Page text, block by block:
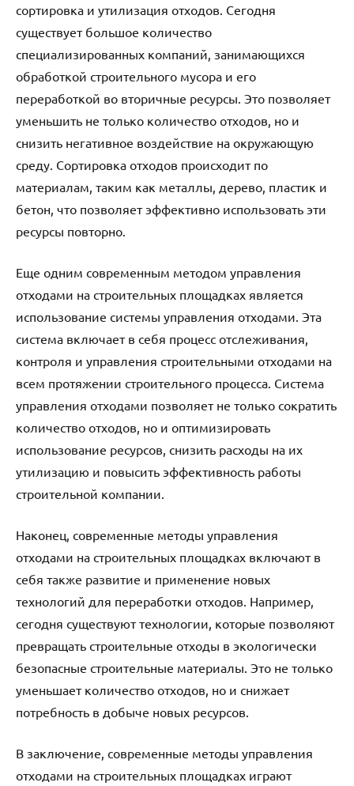
сортировка и утилизация отходов. Сегодня
существует большое количество
специализированных компаний, занимающихся
обработкой строительного мусора и его
переработкой во вторичные ресурсы. Это позволяет
уменьшить не только количество отходов, но и
снизить негативное воздействие на окружающую
среду. Сортировка отходов происходит по
материалам, таким как металлы, дерево, пластик и
бетон, что позволяет эффективно использовать эти
ресурсы повторно.
Еще одним современным методом управления
отходами на строительных площадках является
использование системы управления отходами. Эта
система включает в себя процесс отслеживания,
контроля и управления строительными отходами на
всем протяжении строительного процесса. Система
управления отходами позволяет не только сократить
количество отходов, но и оптимизировать
использование ресурсов, снизить расходы на их
утилизацию и повысить эффективность работы
строительной компании.
Наконец, современные методы управления
отходами на строительных площадках включают в
себя также развитие и применение новых
технологий для переработки отходов. Например,
сегодня существуют технологии, которые позволяют
превращать строительные отходы в экологически
безопасные строительные материалы. Это не только
уменьшает количество отходов, но и снижает
потребность в добыче новых ресурсов.
В заключение, современные методы управления
отходами на строительных площадках играют